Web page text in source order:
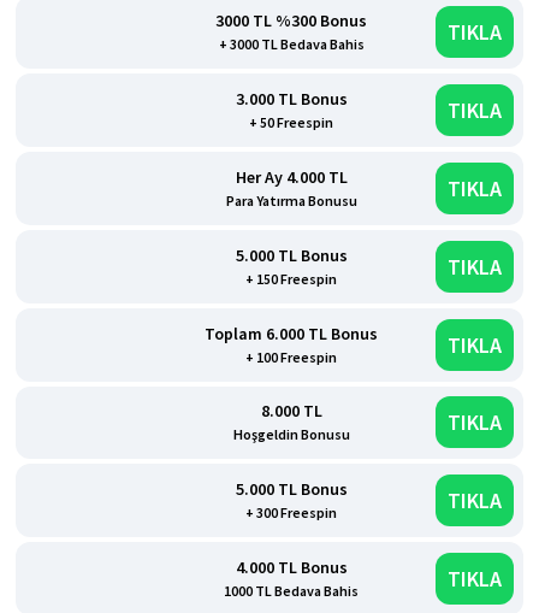
3000 TL %300 Bonus
+ 3000 TL Bedava Bahis TIKLA
3.000 TL Bonus
+ 50 Freespin TIKLA
Her Ay 4.000 TL
Para Yatırma Bonusu TIKLA
5.000 TL Bonus
+ 150 Freespin TIKLA
Toplam 6.000 TL Bonus
+ 100 Freespin TIKLA
8.000 TL
Hoşgeldin Bonusu TIKLA
5.000 TL Bonus
+ 300 Freespin TIKLA
4.000 TL Bonus
1000 TL Bedava Bahis TIKLA